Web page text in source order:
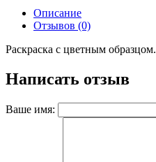
Описание
Отзывов (0)
Раскраска с цветным образцом.
Написать отзыв
Ваше имя: